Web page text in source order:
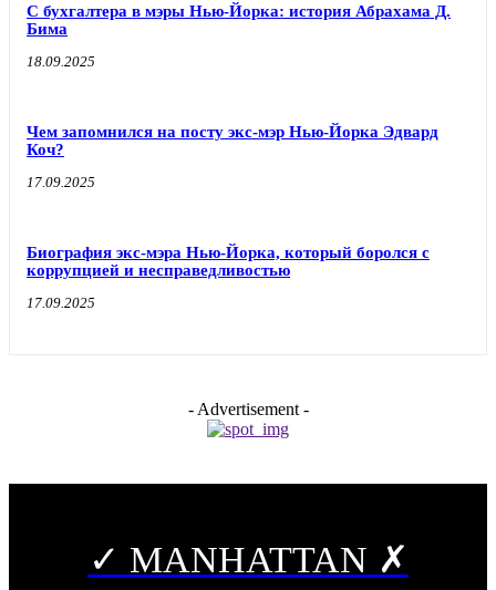
С бухгалтера в мэры Нью-Йорка: история Абрахама Д.
Бима
18.09.2025
Чем запомнился на посту экс-мэр Нью-Йорка Эдвард
Коч?
17.09.2025
Биография экс-мэра Нью-Йорка, который боролся с
коррупцией и несправедливостью
17.09.2025
- Advertisement -
✓ MANHATTAN ✗